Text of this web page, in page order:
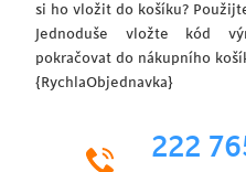
si ho vložit do košíku?
Jednoduše vložte kód
pokračovat do nákupního
{RychlaObjednavka}
222